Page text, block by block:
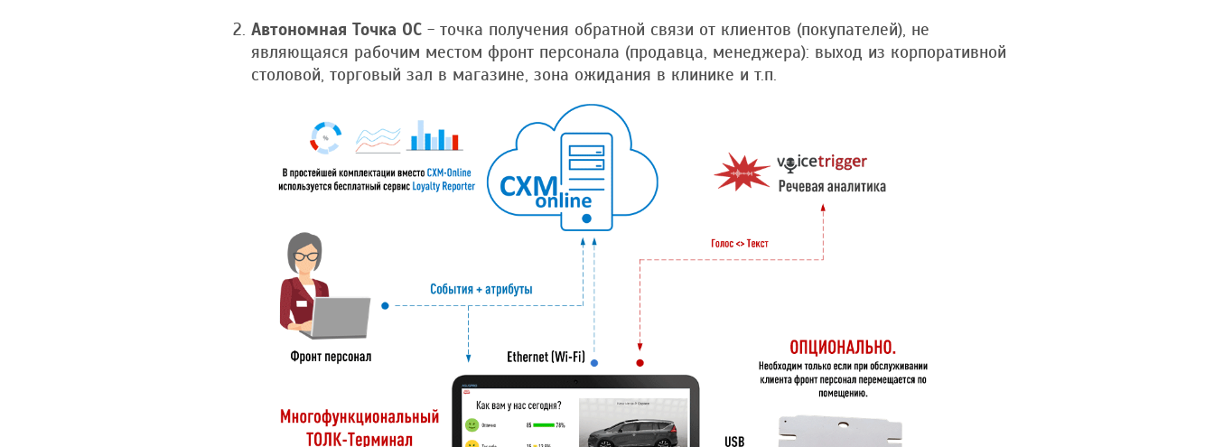
Автономная Точка ОС - точка получения обратной связи от клиентов (покупателей), не
являющаяся рабочим местом фронт персонала (продавца, менеджера): выход из корпоративной
столовой, торговый зал в магазине, зона ожидания в клинике и т.п.